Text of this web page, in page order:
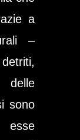
a
–
delle
sono
esse